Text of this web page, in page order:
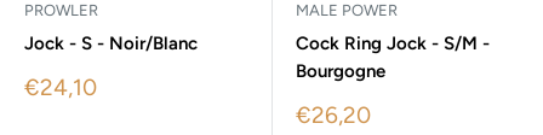
PROWLER
Jock - S - Noir/Blanc
Sale
€24,10
MALE POWER
Cock Ring Jock - S/M -
Bourgogne
Sale
€26,20